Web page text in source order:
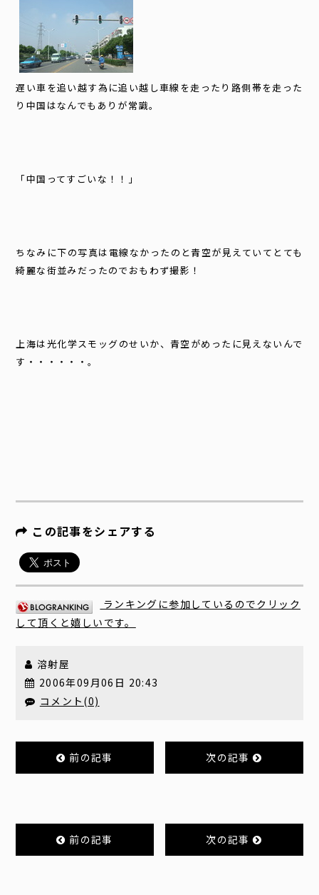
遅い車を追い越す為に追い越し車線を走ったり路側帯を走った
り中国はなんでもありが常識。
「中国ってすごいな！！」
ちなみに下の写真は電線なかったのと青空が見えていてとても
綺麗な街並みだったのでおもわず撮影！
上海は光化学スモッグのせいか、青空がめったに見えないんで
す・・・・・・。
この記事をシェアする
ランキングに参加しているのでクリック
して頂くと嬉しいです。
溶射屋
2006年09月06日 20:43
コメント(0)
前の記事 次の記事
前の記事 次の記事